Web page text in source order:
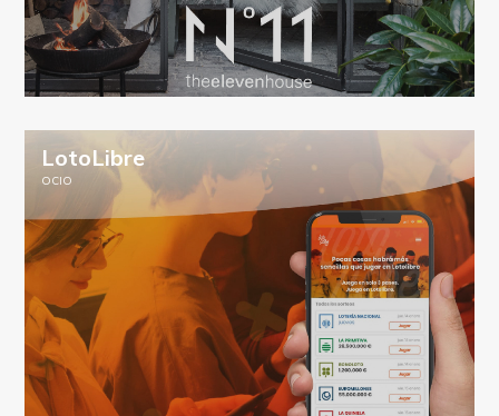
LotoLibre
OCIO